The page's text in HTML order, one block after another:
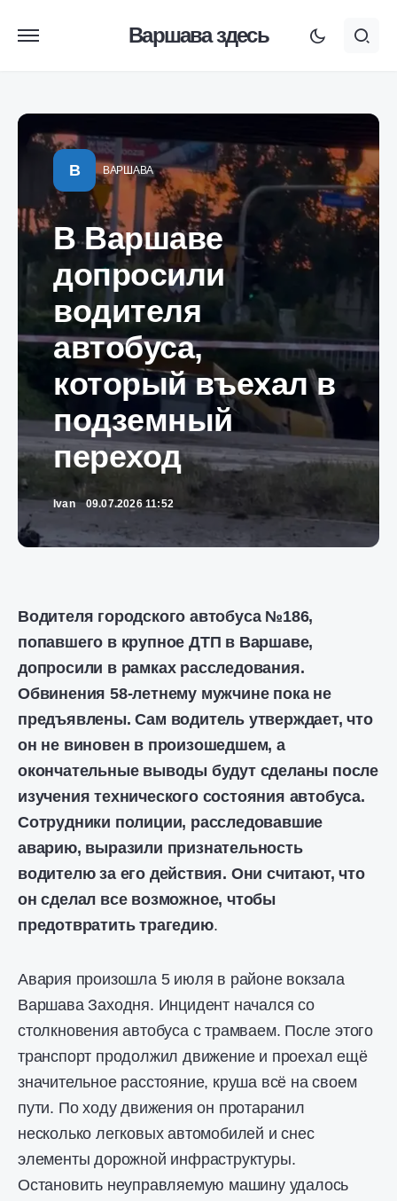
Варшава здесь
В ВАРШАВА
В Варшаве
допросили
водителя
автобуса,
который въехал в
подземный
переход
Ivan 09.07.2026 11:52
Водителя городского автобуса №186,
попавшего в крупное ДТП в Варшаве,
допросили в рамках расследования.
Обвинения 58-летнему мужчине пока не
предъявлены. Сам водитель утверждает, что
он не виновен в произошедшем, а
окончательные выводы будут сделаны после
изучения технического состояния автобуса.
Сотрудники полиции, расследовавшие
аварию, выразили признательность
водителю за его действия. Они считают, что
он сделал все возможное, чтобы
предотвратить трагедию.
Авария произошла 5 июля в районе вокзала
Варшава Заходня. Инцидент начался со
столкновения автобуса с трамваем. После этого
транспорт продолжил движение и проехал ещё
значительное расстояние, круша всё на своем
пути. По ходу движения он протаранил
несколько легковых автомобилей и снес
элементы дорожной инфраструктуры.
Остановить неуправляемую машину удалось